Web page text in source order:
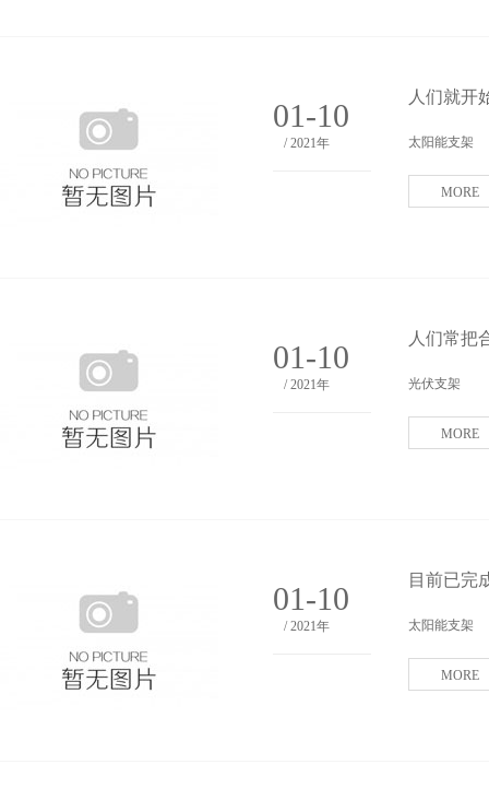
01-10
/ 2021年
人们就开
太阳能支架
MORE
01-10
/ 2021年
人们常把
光伏支架
MORE
01-10
/ 2021年
目前已完
太阳能支架
MORE